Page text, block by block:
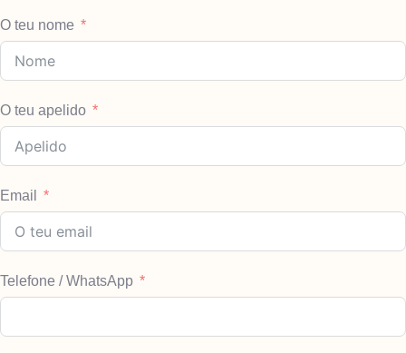
O teu nome
O teu apelido
Email
Telefone / WhatsApp